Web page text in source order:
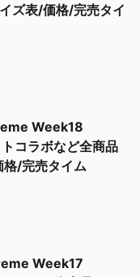
ズ表/価格/完売タイ
Week18
コラボなど全商品
格/完売タイム
Week17